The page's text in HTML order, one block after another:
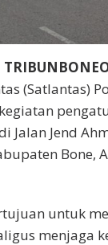
(Satlantas)
Jalan Jend
Bone,
untuk
menjaga